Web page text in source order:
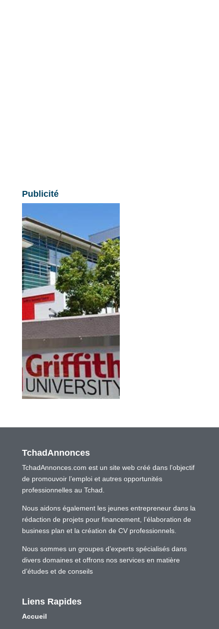
Publicité
TchadAnnonces
TchadAnnonces.com est un site web créé dans l’objectif
de promouvoir l’emploi et autres opportunités
professionnelles au Tchad.
Nous aidons également les jeunes entrepreneur dans la
rédaction de projets pour financement, l’élaboration de
business plan et la création de CV professionnels.
Nous sommes un groupes d’experts spécialisés dans
divers domaines et offrons nos services en matière
d’études et de conseils
Liens Rapides
Accueil